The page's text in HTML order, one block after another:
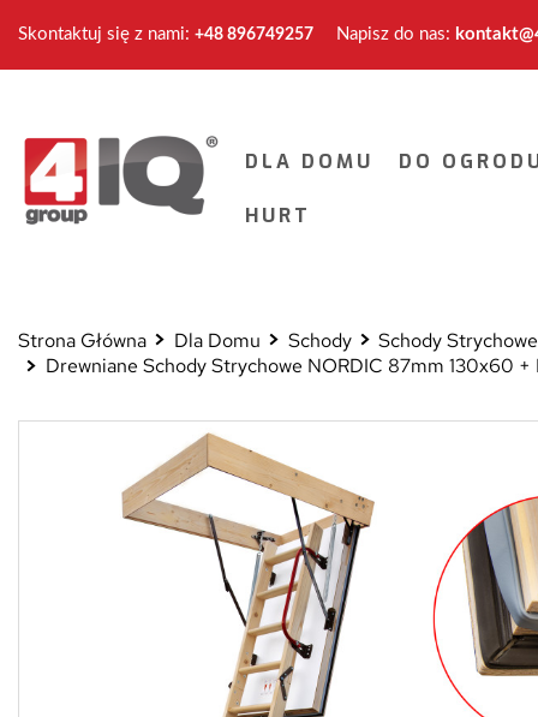
Skontaktuj się z nami: +48 896749257 Napisz do nas:
DLA DOMU DO
HURT
Strona Główna Dla Domu Schody Schody Strychowe
Drewniane Schody Strychowe NORDIC 87mm 130x60 +